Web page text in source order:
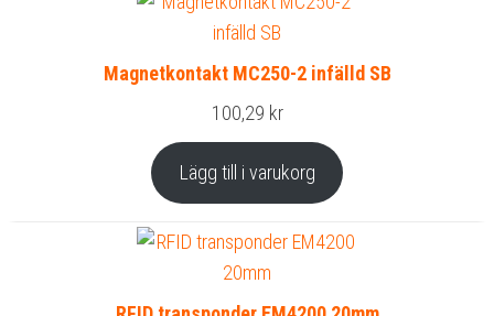
Magnetkontakt MC250-2 infälld SB
100,29 kr
Lägg till i varukorg